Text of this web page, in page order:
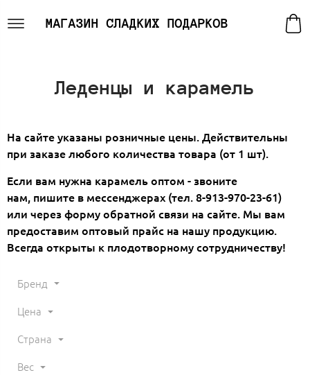
МАГАЗИН СЛАДКИХ ПОДАРКОВ
Леденцы и карамель
На сайте указаны розничные цены. Действительны
при заказе любого количества товара (от 1 шт).
Если вам нужна карамель оптом - звоните
нам, пишите в мессенджерах (тел. 8-913-970-23-61)
или через форму обратной связи на сайте. Мы вам
предоставим оптовый прайс на нашу продукцию.
Всегда открыты к плодотворному сотрудничеству!
Бренд
Цена
Страна
Вес